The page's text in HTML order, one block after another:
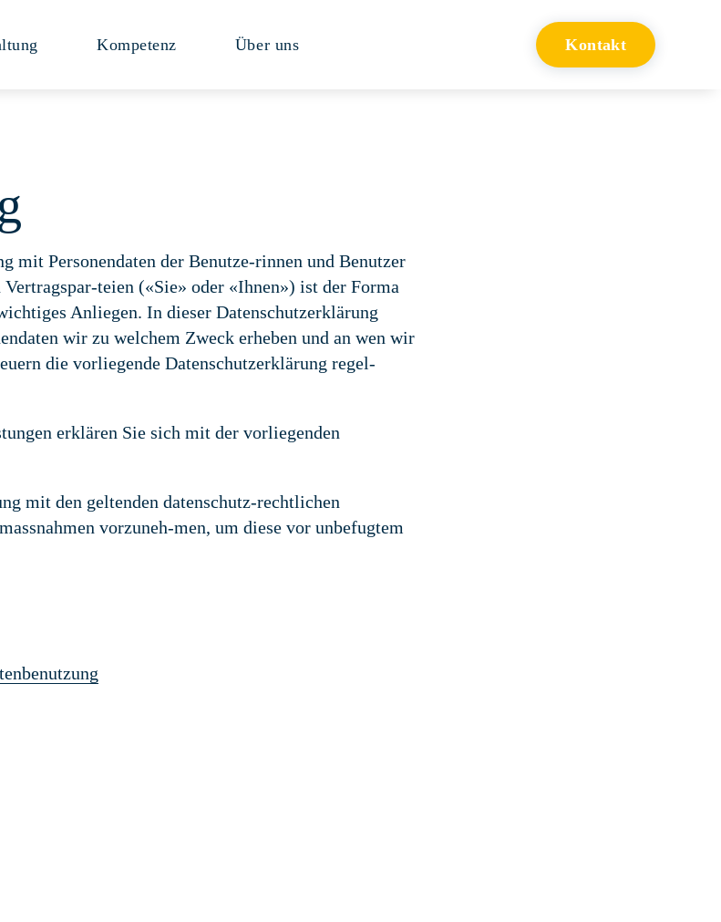
Kompetenz Über uns Kontakt
mit Personendaten der Benutze-rinnen und Benutzer
teien («Sie» oder «Ihnen») ist der Forma
Anliegen. In dieser Datenschutzerklärung
wir zu welchem Zweck erheben und an wen wir
die vorliegende Datenschutzerklärung regel-
erklären Sie sich mit der vorliegenden
mit den geltenden datenschutz-rechtlichen
vorzuneh-men, um diese vor unbefugtem